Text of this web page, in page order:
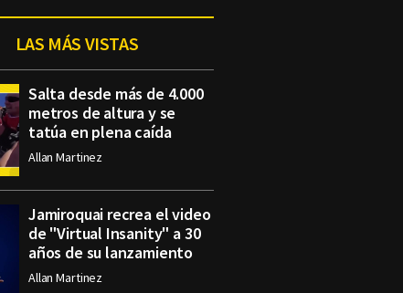
LAS MÁS VISTAS
Salta desde más de 4.000
metros de altura y se
tatúa en plena caída
Allan Martinez
Jamiroquai recrea el video
de "Virtual Insanity" a 30
años de su lanzamiento
Allan Martinez